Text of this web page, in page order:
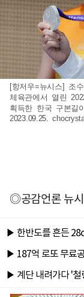
[항저우=뉴시스] 조
체육관에서 열린
획득한 한국 구본길
2023.09.25.
◎공감언론 뉴